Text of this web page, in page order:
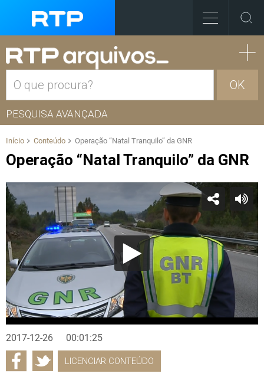
OK
PESQUISA AVANÇADA
Início Conteúdo Operação “Natal Tranquilo” da GNR
Operação “Natal Tranquilo” da GNR
2017-12-26 00:01:25
LICENCIAR CONTEÚDO